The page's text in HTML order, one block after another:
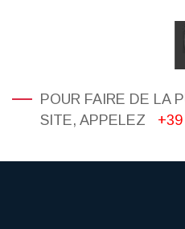
POUR FAIRE DE LA
SITE, APPELEZ